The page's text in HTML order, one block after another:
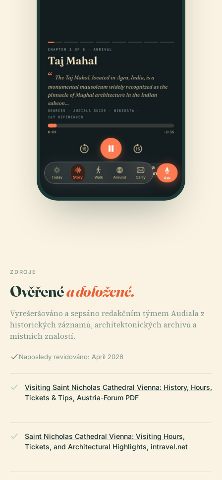
ZDROJE
Ověřenéa doložené.
Vyrešeršováno a sepsáno redakčním týmem Audiala z
historických záznamů, architektonických archivů a
místních znalostí.
Naposledy revidováno: April 2026
Visiting Saint Nicholas Cathedral Vienna: History, Hours,
Tickets & Tips, Austria-Forum PDF
Saint Nicholas Cathedral Vienna: Visiting Hours,
Tickets, and Architectural Highlights, intravel.net